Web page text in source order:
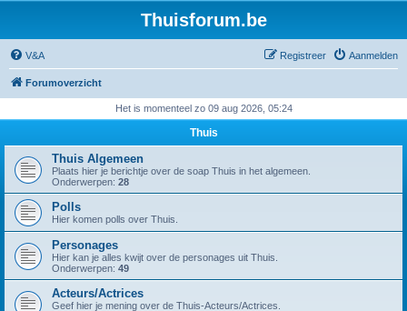
Thuisforum.be
V&A Aanmelden
Registreer
Forumoverzicht
Het is momenteel zo 09 aug 2026, 05:24
Thuis
Thuis Algemeen
Plaats hier je berichtje over de soap Thuis in het algemeen.
Onderwerpen: 28
Polls
Hier komen polls over Thuis.
Personages
Hier kan je alles kwijt over de personages uit Thuis.
Onderwerpen: 49
Acteurs/Actrices
Geef hier je mening over de Thuis-Acteurs/Actrices.